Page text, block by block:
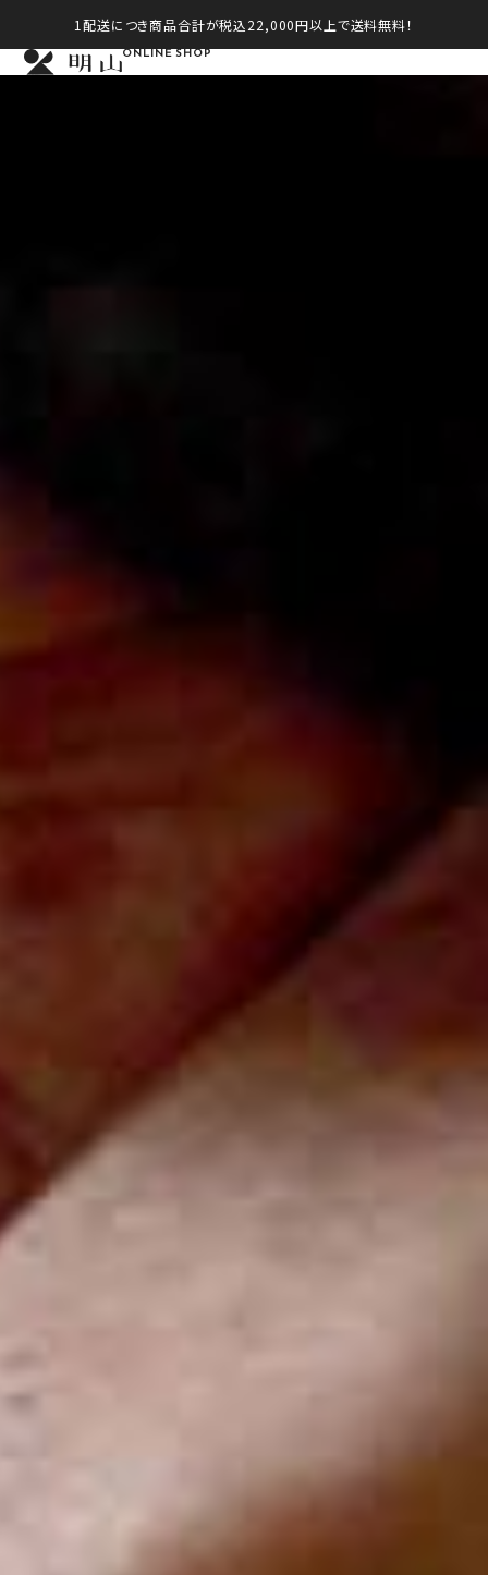
1配送につき商品合計が税込22,000円以上で送料無料！
ONLINE SHOP